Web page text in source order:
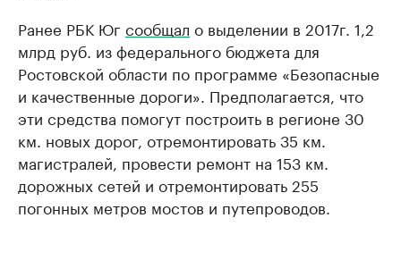
Ранее РБК Юг сообщал о выделении в 2017г. 1,2
млрд руб. из федерального бюджета для
Ростовской области по программе «Безопасные
и качественные дороги». Предполагается, что
эти средства помогут построить в регионе 30
км. новых дорог, отремонтировать 35 км.
магистралей, провести ремонт на 153 км.
дорожных сетей и отремонтировать 255
погонных метров мостов и путепроводов.